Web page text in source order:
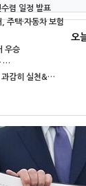
렴 일정 발표
주택·자동차 보험
우승
…
과감히 실천&…
오